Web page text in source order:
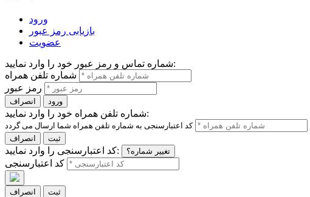
ورود
بازیابی رمز عبور
عضویت
شماره تماس و رمز عبور خود را وارد نمایید:
شماره تلفن همراه
رمز عبور
انصراف ورود
شماره تلفن همراه خود را وارد نمایید:
انصراف
ثبت
کد اعتبارسنجی را وارد نمایید: تغییر شماره؟
کد اعتبارسنجی
انصراف ثبت